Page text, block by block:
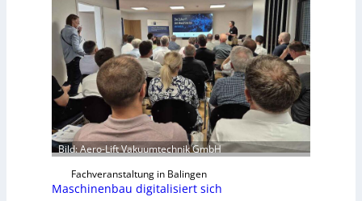
b
r
a
n
c
h
e
e
r
ö
r
t
e
Bild: Aero-Lift Vakuumtechnik GmbH
Fachveranstaltung in Balingen
Maschinenbau digitalisiert sich